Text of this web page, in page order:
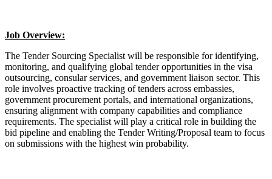
Job Overview:
The Tender Sourcing Specialist will be responsible for identifying,
monitoring, and qualifying global tender opportunities in the visa
outsourcing, consular services, and government liaison sector. This
role involves proactive tracking of tenders across embassies,
government procurement portals, and international organizations,
ensuring alignment with company capabilities and compliance
requirements. The specialist will play a critical role in building the
bid pipeline and enabling the Tender Writing/Proposal team to focus
on submissions with the highest win probability.